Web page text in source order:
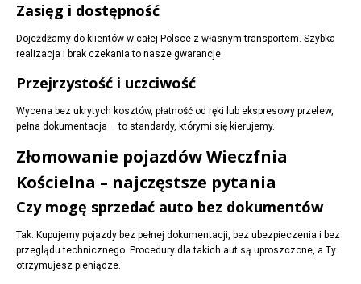
Zasięg i dostępność
Dojeżdżamy do klientów w całej Polsce z własnym transportem. Szybka
realizacja i brak czekania to nasze gwarancje.
Przejrzystość i uczciwość
Wycena bez ukrytych kosztów, płatność od ręki lub ekspresowy przelew,
pełna dokumentacja – to standardy, którymi się kierujemy.
Złomowanie pojazdów Wieczfnia
Kościelna – najczęstsze pytania
Czy mogę sprzedać auto bez dokumentów
Tak. Kupujemy pojazdy bez pełnej dokumentacji, bez ubezpieczenia i bez
przeglądu technicznego. Procedury dla takich aut są uproszczone, a Ty
otrzymujesz pieniądze.